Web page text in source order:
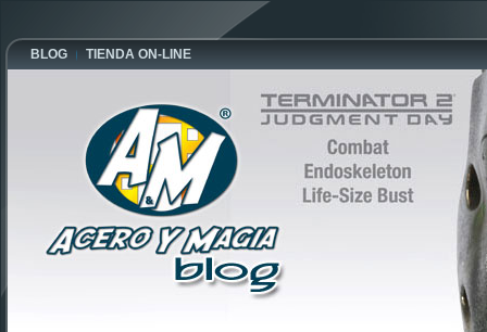
BLOG TIENDA ON-LINE